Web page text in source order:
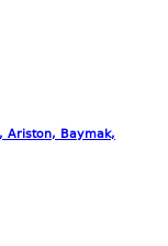
Baymak,